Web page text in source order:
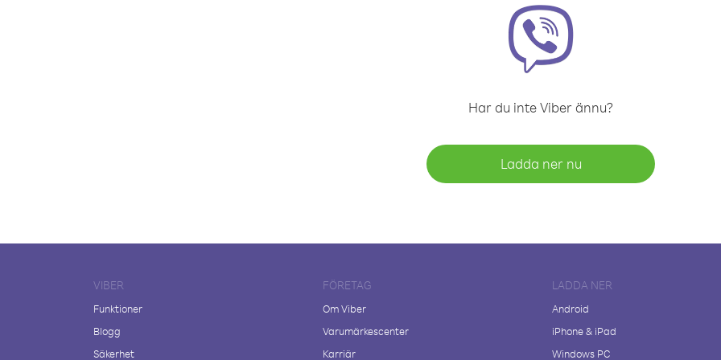
Har du inte Viber ännu?
Ladda ner nu
VIBER
Funktioner
Blogg
Säkerhet
FÖRETAG
Om Viber
Varumärkescenter
Karriär
LADDA NER
Android
iPhone & iPad
Windows PC